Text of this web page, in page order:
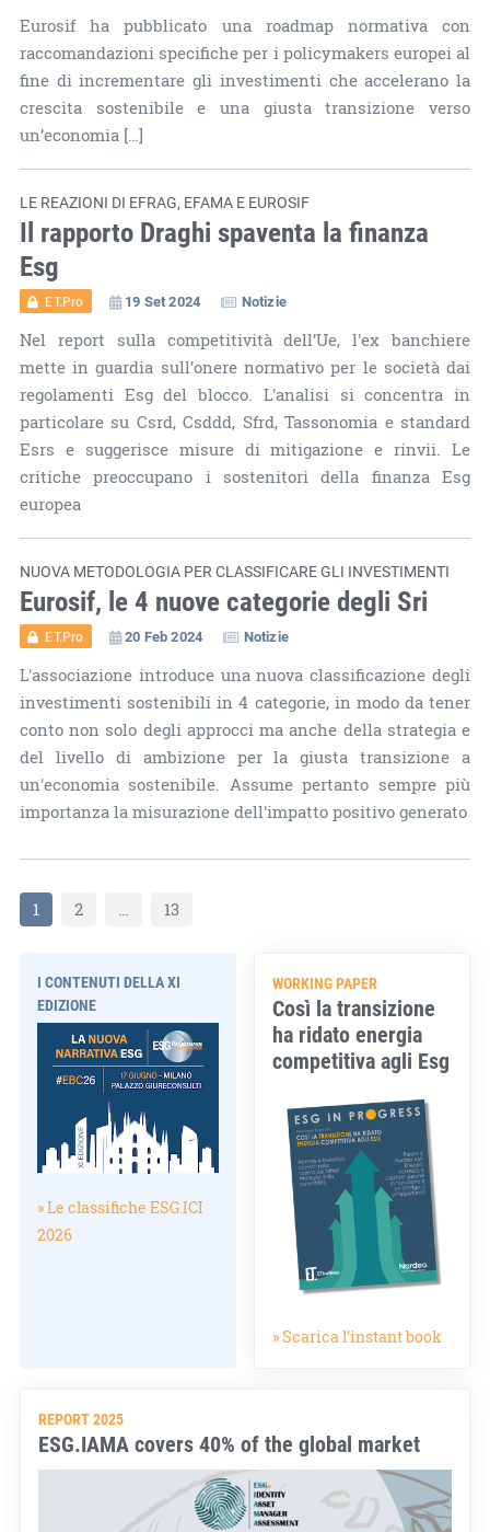
Eurosif ha pubblicato una roadmap normativa con
raccomandazioni specifiche per i policymakers europei al
fine di incrementare gli investimenti che accelerano la
crescita sostenibile e una giusta transizione verso
un’economia […]
LE REAZIONI DI EFRAG, EFAMA E EUROSIF
Il rapporto Draghi spaventa la finanza
Esg
ET.Pro 19 Set 2024 Notizie
Nel report sulla competitività dell’Ue, l'ex banchiere
mette in guardia sull’onere normativo per le società dai
regolamenti Esg del blocco. L'analisi si concentra in
particolare su Csrd, Csddd, Sfrd, Tassonomia e standard
Esrs e suggerisce misure di mitigazione e rinvii. Le
critiche preoccupano i sostenitori della finanza Esg
europea
NUOVA METODOLOGIA PER CLASSIFICARE GLI INVESTIMENTI
Eurosif, le 4 nuove categorie degli Sri
ET.Pro 20 Feb 2024 Notizie
L'associazione introduce una nuova classificazione degli
investimenti sostenibili in 4 categorie, in modo da tener
conto non solo degli approcci ma anche della strategia e
del livello di ambizione per la giusta transizione a
un'economia sostenibile. Assume pertanto sempre più
importanza la misurazione dell'impatto positivo generato
1 2 … 13
I CONTENUTI DELLA XI
EDIZIONE
» Le classifiche ESG.ICI
2026
WORKING PAPER
Così la transizione
ha ridato energia
competitiva agli Esg
» Scarica l'instant book
REPORT 2025
ESG.IAMA covers 40% of the global market